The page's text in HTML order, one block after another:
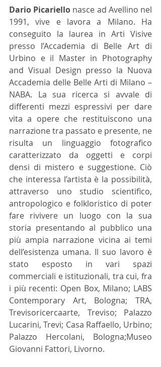
Dario Picariello nasce ad Avellino nel
1991, vive e lavora a Milano. Ha
conseguito la laurea in Arti Visive
presso l’Accademia di Belle Art di
Urbino e il Master in Photography
and Visual Design presso la Nuova
Accademia delle Belle Arti di Milano –
NABA. ​La sua ricerca si avvale di
differenti mezzi espressivi per dare
vita a opere che restituiscono una
narrazione tra passato e presente, ne
risulta un linguaggio fotografico
caratterizzato da oggetti e corpi
densi di mistero e suggestione. Ciò
che interessa l’artista è la possibilità,
attraverso uno studio scientifico,
antropologico e folkloristico di poter
fare rivivere un luogo con la sua
storia presentando al pubblico una
più ampia narrazione vicina ai temi
dell’esistenza umana. Il suo lavoro è
stato esposto in vari spazi
commerciali e istituzionali, tra cui, fra
i più recenti: Open Box, Milano; LABS
Contemporary Art, Bologna; TRA,
Trevisoricercaarte, Treviso; Palazzo
Lucarini, Trevi; Casa Raffaello, Urbino;
Palazzo Hercolani, Bologna;Museo
Giovanni Fattori, Livorno.